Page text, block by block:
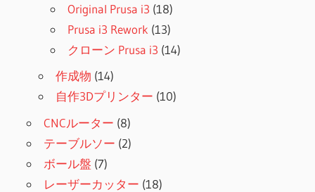
Original Prusa i3 (18)
Prusa i3 Rework (13)
クローン Prusa i3 (14)
作成物 (14)
自作3Dプリンター (10)
CNCルーター (8)
テーブルソー (2)
ボール盤 (7)
レーザーカッター (18)